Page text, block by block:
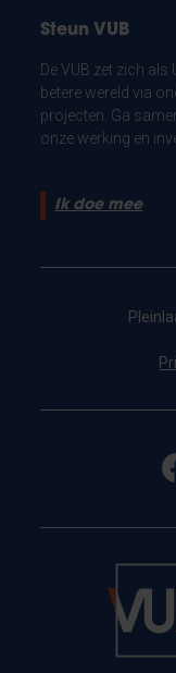
Steun VUB
De VUB zet zich
betere wereld via
projecten. Ga
onze werking en
Ik doe mee